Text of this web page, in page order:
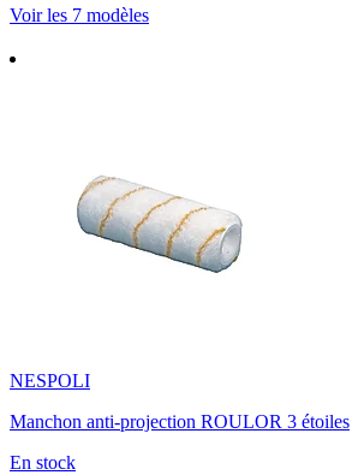
Voir les 7 modèles
NESPOLI
Manchon anti-projection ROULOR 3 étoiles
En stock